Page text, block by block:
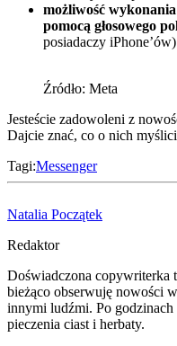
możliwość wykonania
pomocą głosowego
posiadaczy
Źródło: Meta
Jesteście zadowoleni z
Dajcie znać, co o nich
Tagi:Messenger
Natalia Początek
Redaktor
Doświadczona copywriterka
bieżąco obserwuję nowości
innymi ludźmi. Po
pieczenia ciast i herbaty.